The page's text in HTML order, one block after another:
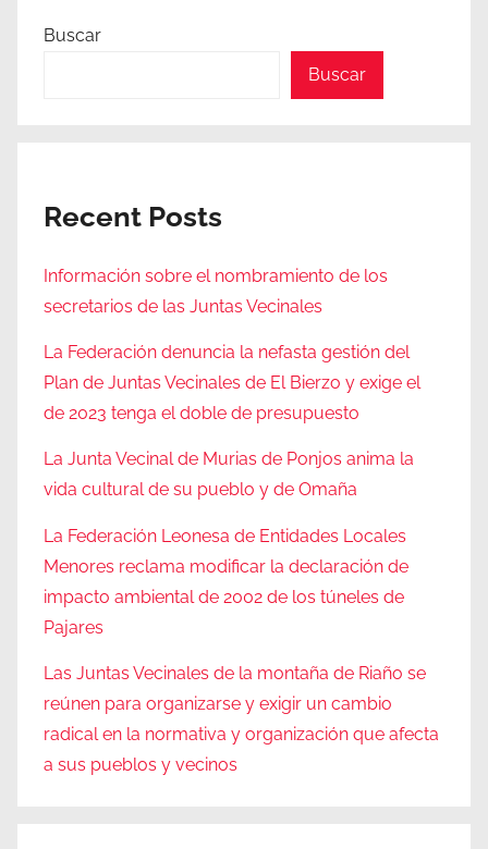
Buscar
Buscar
Recent Posts
Información sobre el nombramiento de los
secretarios de las Juntas Vecinales
La Federación denuncia la nefasta gestión del
Plan de Juntas Vecinales de El Bierzo y exige el
de 2023 tenga el doble de presupuesto
La Junta Vecinal de Murias de Ponjos anima la
vida cultural de su pueblo y de Omaña
La Federación Leonesa de Entidades Locales
Menores reclama modificar la declaración de
impacto ambiental de 2002 de los túneles de
Pajares
Las Juntas Vecinales de la montaña de Riaño se
reúnen para organizarse y exigir un cambio
radical en la normativa y organización que afecta
a sus pueblos y vecinos